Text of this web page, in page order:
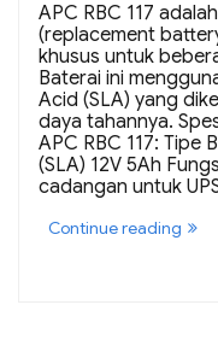
APC RBC 117
(replacement
khusus untuk
Baterai ini
Acid (SLA) yang
daya tahannya.
APC RBC 117: Tipe
(SLA) 12V 5Ah
cadangan untuk
Continue reading